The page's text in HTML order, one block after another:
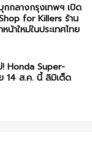
กกลางกรุงเทพฯ เปิด
for Killers ร้าน
าใหม่ในประเทศไทย
! Honda Super-
14 ส.ค. นี้ ลิมิเต็ด